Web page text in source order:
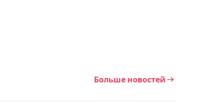
Конор Макгрегор перенёс
Больше новостей